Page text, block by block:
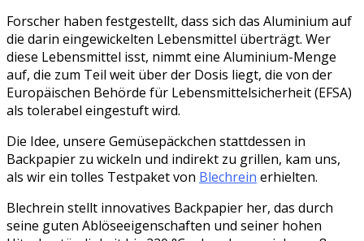
Forscher haben festgestellt, dass sich das Aluminium auf
die darin eingewickelten Lebensmittel überträgt. Wer
diese Lebensmittel isst, nimmt eine Aluminium-Menge
auf, die zum Teil weit über der Dosis liegt, die von der
Europäischen Behörde für Lebensmittelsicherheit (EFSA)
als tolerabel eingestuft wird.
Die Idee, unsere Gemüsepäckchen stattdessen in
Backpapier zu wickeln und indirekt zu grillen, kam uns,
als wir ein tolles Testpaket von Blechrein erhielten.
Blechrein stellt innovatives Backpapier her, das durch
seine guten Ablöseeigenschaften und seiner hohen